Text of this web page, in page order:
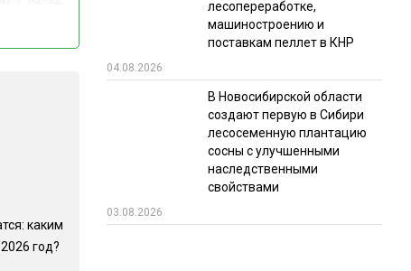
ИТОГИ МЕРОПРИЯТИЙ
каким
год?
лесопереработке,
машиностроению и
поставкам пеллет в КНР
04.08.2026
В Новосибирской области
создают первую в Сибири
лесосеменную плантацию
сосны с улучшенными
наследственными
свойствами
03.08.2026